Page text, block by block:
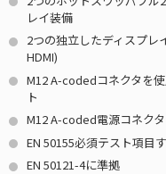
レイ装備
2つの独立したディスプレ
HDMI)
M12 A-codedコネクタを
ト
M12 A-coded電源コネクタ
EN 50155必須テスト項目
EN 50121-4に準拠